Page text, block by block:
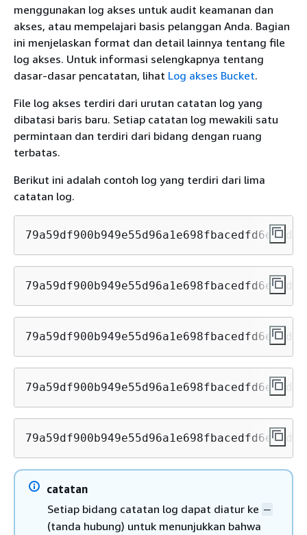
menggunakan log akses untuk audit keamanan dan
akses, atau mempelajari basis pelanggan Anda. Bagian
ini menjelaskan format dan detail lainnya tentang file
log akses. Untuk informasi selengkapnya tentang
dasar-dasar pencatatan, lihat Log akses Bucket.
File log akses terdiri dari urutan catatan log yang
dibatasi baris baru. Setiap catatan log mewakili satu
permintaan dan terdiri dari bidang dengan ruang
terbatas.
Berikut ini adalah contoh log yang terdiri dari lima
catatan log.
catatan
Setiap bidang catatan log dapat diatur ke –
(tanda hubung) untuk menunjukkan bahwa